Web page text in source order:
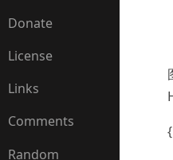
Donate
License
Links
Comments
Random
{